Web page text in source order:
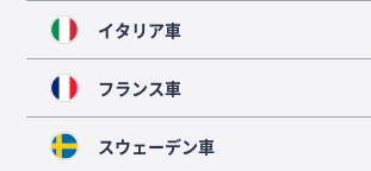
イタリア車
フランス車
スウェーデン車